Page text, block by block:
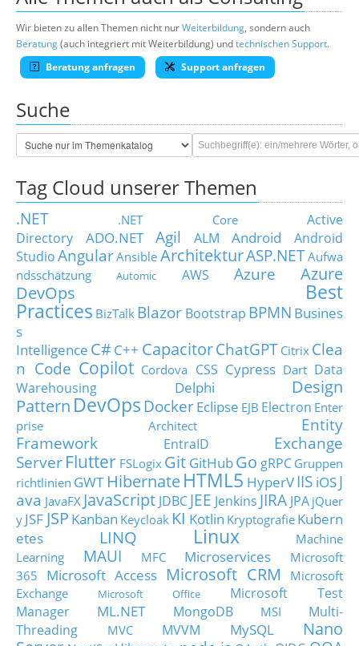
Wir bieten zu allen Themen nicht nurWeiterbildung, sondern auch
Beratung(auch integriert mit Weiterbildung) undtechnischen Support.
Beratung anfragen
Support anfragen
Suche
Tag Cloud unserer Themen
.NET .NET Core
Active
Directory
ADO.NET Agil ALM Android
Android
StudioAngularAnsible ArchitekturASP.NETAufwa
ndsschätzung
Automic AWS Azure
Azure
DevOps
Best
Practices BizTalk Blazor Bootstrap BPMN Busines
s
Intelligence C#C++ CapacitorChatGPT Citrix Clea
n Code Copilot Cordova CSS Cypress Dart Data
Warehousing
Delphi
Design
Pattern DevOps DockerEclipse EJB Electron Enter
prise Architect
Entity
Framework
EntraID
Exchange
Server Flutter FSLogix Git GitHubGo gRPC Gruppen
richtlinien GWT HibernateHTML5 HyperVIIS iOSJ
ava JavaFX JavaScript JDBC JEE Jenkins JIRA JPA jQuer
y JSF JSP Kanban Keycloak KI Kotlin Kryptografie Kubern
etes
LINQ Linux
Machine
Learning
MAUI MFC Microservices
Microsoft
365
Microsoft Access Microsoft CRM
Microsoft
Exchange
Microsoft Office
Microsoft Test
Manager
ML.NET MongoDB MSI
Multi-
Threading
MVC MVVM MySQL
Nano